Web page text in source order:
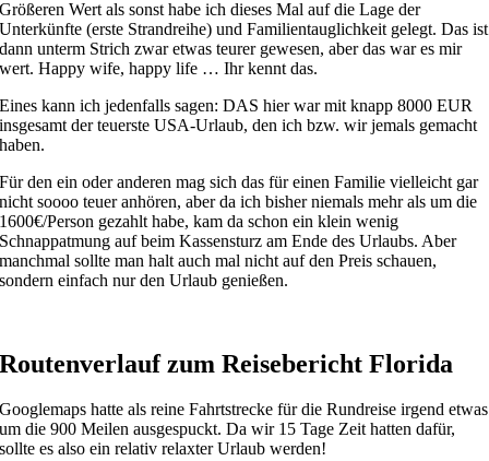
Größeren Wert als sonst habe ich dieses Mal auf die Lage der
Unterkünfte (erste Strandreihe) und Familientauglichkeit gelegt. Das ist
dann unterm Strich zwar etwas teurer gewesen, aber das war es mir
wert. Happy wife, happy life … Ihr kennt das.
Eines kann ich jedenfalls sagen: DAS hier war mit knapp 8000 EUR
insgesamt der teuerste USA-Urlaub, den ich bzw. wir jemals gemacht
haben.
Für den ein oder anderen mag sich das für einen Familie vielleicht gar
nicht soooo teuer anhören, aber da ich bisher niemals mehr als um die
1600€/Person gezahlt habe, kam da schon ein klein wenig
Schnappatmung auf beim Kassensturz am Ende des Urlaubs. Aber
manchmal sollte man halt auch mal nicht auf den Preis schauen,
sondern einfach nur den Urlaub genießen.
Routenverlauf zum Reisebericht Florida
Googlemaps hatte als reine Fahrtstrecke für die Rundreise irgend etwas
um die 900 Meilen ausgespuckt. Da wir 15 Tage Zeit hatten dafür,
sollte es also ein relativ relaxter Urlaub werden!